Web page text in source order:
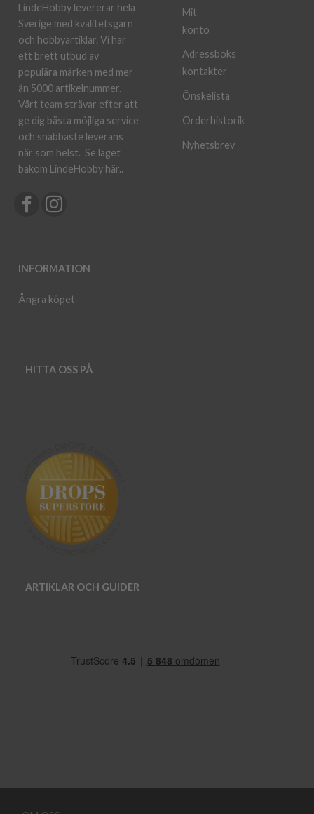
LindeHobby levererar hela
Sverige med kvalitetsgarn
och hobbyartiklar. Vi har
ett brett utbud av
populära märken med mer
än 5000 artikelnummer.
Vårt team strävar efter att
ge dig bästa möjliga service
och snabbaste leverans
när som helst. Se laget
bakom LindeHobby här..
INFORMATION
Ångra köpet
Mit
konto
Adressboks
kontakter
Önskelista
Orderhistorik
Nyhetsbrev
HITTA OSS PÅ
ARTIKLAR OCH GUIDER